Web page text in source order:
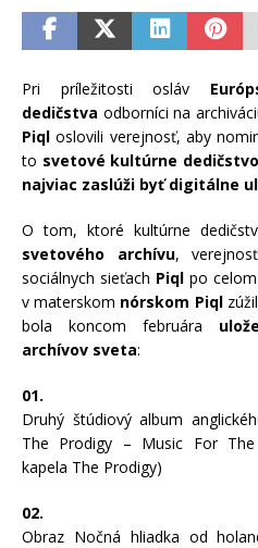
Pri príležitosti osláv
dedičstva odborníci na
Piql oslovili verejnosť, aby
to svetové kultúrne
najviac zaslúži byť digitálne
O tom, ktoré kultúrne
svetového archívu,
sociálnych sieťach Piql po
v materskom nórskom Piql
bola koncom februára
archívov sveta:
01.
Druhý štúdiový album
The Prodigy – Music For The
kapela The Prodigy)
02.
Obraz Nočná hliadka od